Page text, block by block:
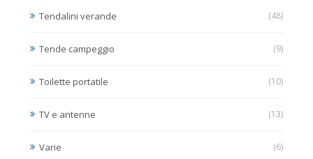
Tendalini verande (48)
Tende campeggio (9)
Toilette portatile (10)
TV e antenne (13)
Varie (6)